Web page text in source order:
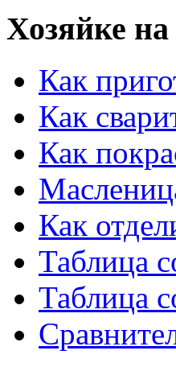
Хозяйке на
Как
Как
Как
Как
Таблица
Таблица